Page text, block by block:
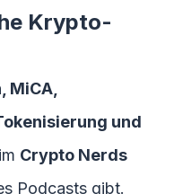
Krypto-
MiCA,
und
Crypto Nerds
Podcasts gibt.